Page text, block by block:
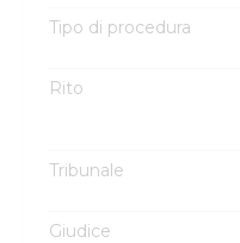
Tipo di procedura
Rito
Tribunale
Giudice